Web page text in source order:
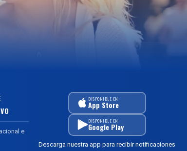
e
DISPONIBLE EN
App Store
DISPONIBLE EN
Google Play
Descarga nuestra app para recibir notificaciones